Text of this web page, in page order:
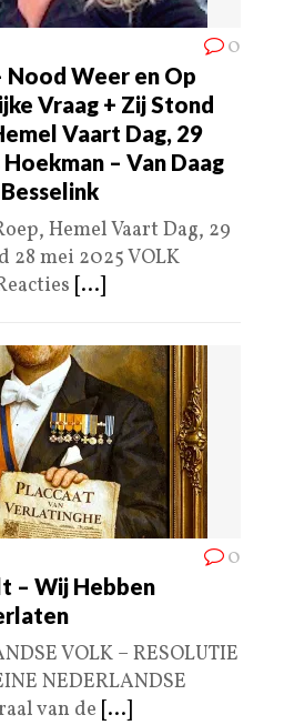
0
Nood Weer en Op
Vraag + Zij Stond
Vaart Dag, 29
– Van Daag
Hemel Vaart Dag, 29
28 mei 2025 VOLK
[...]
0
– Wij Hebben
VOLK – RESOLUTIE
NEDERLANDSE
van de [...]